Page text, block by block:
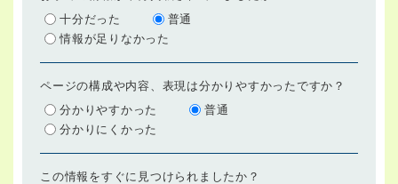
十分だった
普通
情報が足りなかった
ページの構成や内容、表現は分かりやすかったですか？
分かりやすかった
普通
分かりにくかった
この情報をすぐに見つけられましたか？